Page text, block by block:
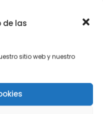
de las
sitio web y nuestro
cárnica